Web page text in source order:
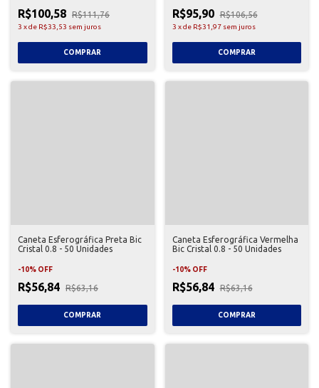
R$100,58 R$111,76
3 xde R$33,53 sem juros
R$95,90 R$106,56
3 xde R$31,97 sem juros
Caneta Esferográfica Preta Bic
Cristal 0.8 - 50 Unidades
-10% OFF
R$56,84 R$63,16
Caneta Esferográfica Vermelha
Bic Cristal 0.8 - 50 Unidades
-10% OFF
R$56,84 R$63,16